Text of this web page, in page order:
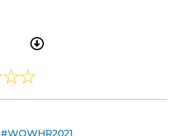
#WOWHR2021